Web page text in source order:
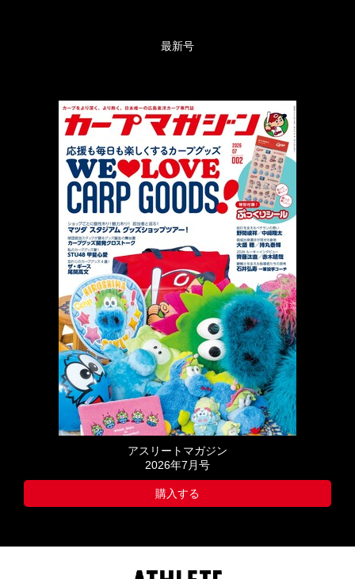
最新号
アスリートマガジン
2026年7月号
購入する